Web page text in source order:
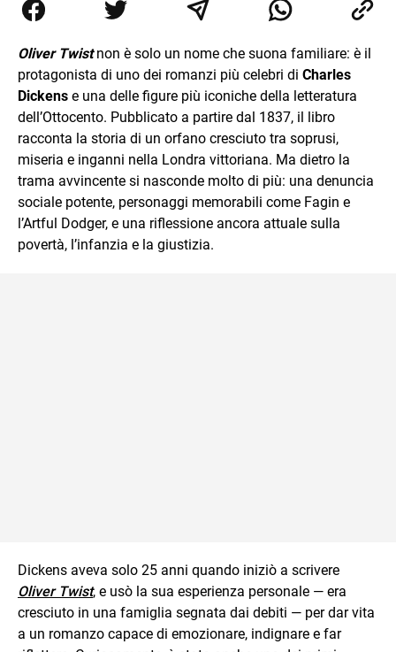
secondaria di secondo grado. Mi occupo inoltre di
traduzioni, SEO Onsite e contenuti per il web. Amo i saggi
della sintesi.
Oliver Twist non è solo un nome che suona familiare: è il
protagonista di uno dei romanzi più celebri di Charles
Dickens e una delle figure più iconiche della letteratura
dell’Ottocento. Pubblicato a partire dal 1837, il libro
racconta la storia di un orfano cresciuto tra soprusi,
miseria e inganni nella Londra vittoriana. Ma dietro la
trama avvincente si nasconde molto di più: una denuncia
sociale potente, personaggi memorabili come Fagin e
l’Artful Dodger, e una riflessione ancora attuale sulla
povertà, l’infanzia e la giustizia.
Dickens aveva solo 25 anni quando iniziò a scrivere
Oliver Twist, e usò la sua esperienza personale — era
cresciuto in una famiglia segnata dai debiti — per dar vita
a un romanzo capace di emozionare, indignare e far